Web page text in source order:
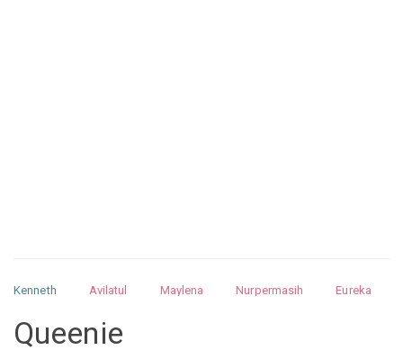
Kenneth Avilatul Maylena Nurpermasih
Eureka
Nurhilman
Pathin
Queenie